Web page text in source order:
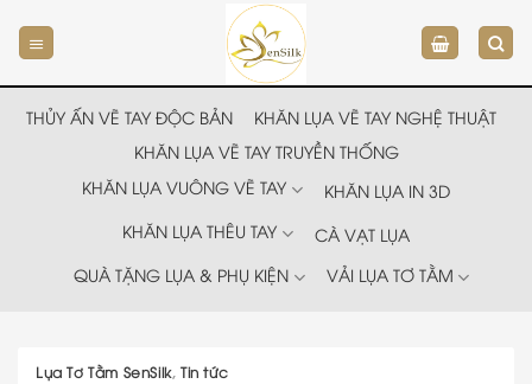
đến
nội
dung
THỦY ẤN VẼ TAY ĐỘC BẢN
KHĂN LỤA VẼ TAY NGHỆ THUẬT
KHĂN LỤA VẼ TAY TRUYỀN THỐNG
KHĂN LỤA VUÔNG VẼ TAY
KHĂN LỤA IN 3D
KHĂN LỤA THÊU TAY
CÀ VẠT LỤA
QUÀ TẶNG LỤA & PHỤ KIỆN
VẢI LỤA TƠ TẰM
Lụa Tơ Tằm SenSilk,Tin tức